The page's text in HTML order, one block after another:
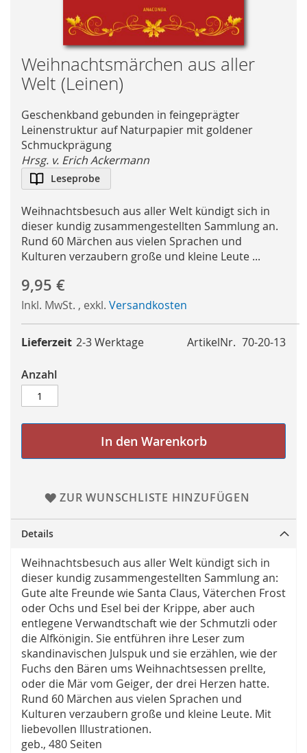
Skip
to
the
of
the
images
gallery
Weihnachtsmärchen aus aller
Welt (Leinen)
Geschenkband gebunden in feingeprägter
Leinenstruktur auf Naturpapier mit goldener
Schmuckprägung
Hrsg. v. Erich Ackermann
Leseprobe
Weihnachtsbesuch aus aller Welt kündigt sich in
dieser kundig zusammengestellten Sammlung an.
Rund 60 Märchen aus vielen Sprachen und
Kulturen verzaubern große und kleine Leute ...
9,95 €
Inkl. MwSt. , exkl. Versandkosten
ArtikelNr. 70-20-13
Lieferzeit 2-3 Werktage
Anzahl
In den Warenkorb
ZUR WUNSCHLISTE HINZUFÜGEN
Details
Weihnachtsbesuch aus aller Welt kündigt sich in
dieser kundig zusammengestellten Sammlung an:
Gute alte Freunde wie Santa Claus, Väterchen Frost
oder Ochs und Esel bei der Krippe, aber auch
entlegene Verwandtschaft wie der Schmutzli oder
die Alfkönigin. Sie entführen ihre Leser zum
skandinavischen Julspuk und sie erzählen, wie der
Fuchs den Bären ums Weihnachtsessen prellte,
oder die Mär vom Geiger, der drei Herzen hatte.
Rund 60 Märchen aus vielen Sprachen und
Kulturen verzaubern große und kleine Leute. Mit
liebevollen Illustrationen.
geb., 480 Seiten